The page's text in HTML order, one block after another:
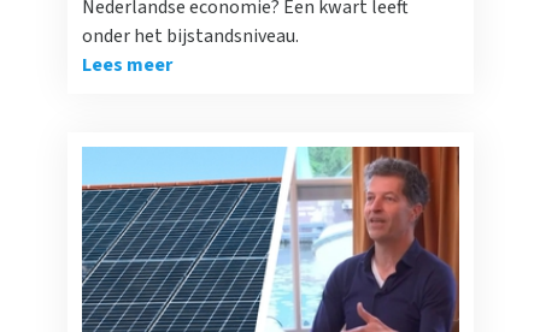
Nederlandse economie? Een kwart leeft
onder het bijstandsniveau.
Lees meer